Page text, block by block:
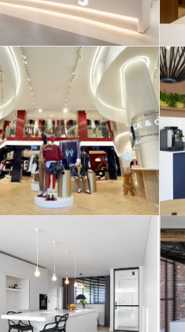
Hilfiger
in
voorzien HI-
eyecatchers!
60 – Simpel
maar strak
werkblad